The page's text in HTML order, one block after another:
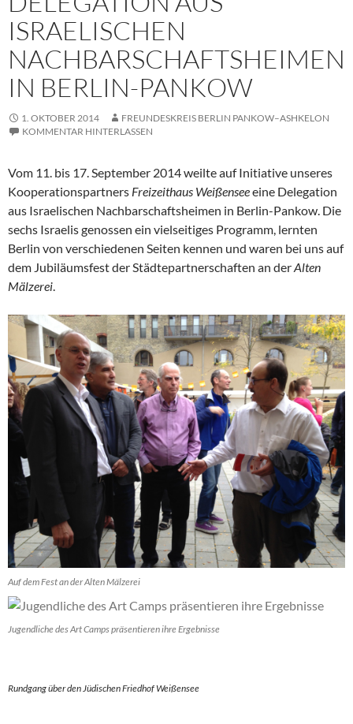
ISRAELISCHEN
NACHBARSCHAFTSHEIMEN
IN BERLIN-PANKOW
1. OKTOBER 2014
FREUNDESKREIS BERLIN PANKOW–ASHKELON
KOMMENTAR HINTERLASSEN
Vom 11. bis 17. September 2014 weilte auf Initiative unseres
Kooperationspartners Freizeithaus Weißenseeeine Delegation
aus Israelischen Nachbarschaftsheimen in Berlin-Pankow. Die
sechs Israelis genossen ein vielseitiges Programm, lernten
Berlin von verschiedenen Seiten kennen und waren bei uns auf
dem Jubiläumsfest der Städtepartnerschaften an derAlten
Mälzerei.
Auf dem Fest an der Alten Mälzerei
Jugendliche des Art Camps präsentieren ihre Ergebnisse
Rundgang über den Jüdischen Friedhof Weißensee